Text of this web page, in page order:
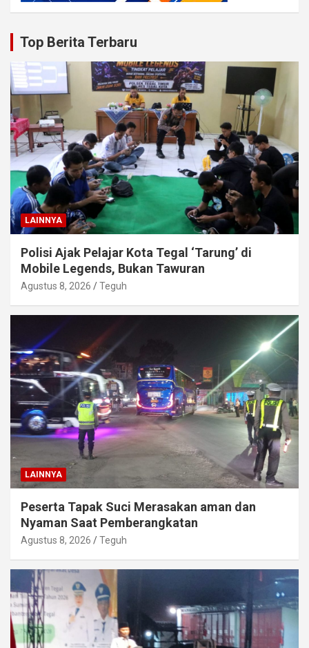
Top Berita Terbaru
LAINNYA
Polisi Ajak Pelajar Kota Tegal ‘Tarung’ di
Mobile Legends, Bukan Tawuran
Agustus 8, 2026 Teguh
LAINNYA
Peserta Tapak Suci Merasakan aman dan
Nyaman Saat Pemberangkatan
Agustus 8, 2026 Teguh